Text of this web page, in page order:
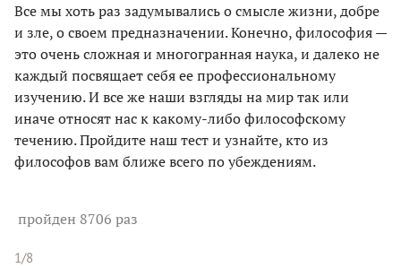
Все мы хоть раз задумывались о смысле жизни, добре
и зле, о своем предназначении. Конечно, философия —
это очень сложная и многогранная наука, и далеко не
каждый посвящает себя ее профессиональному
изучению. И все же наши взгляды на мир так или
иначе относят нас к какому-либо философскому
течению. Пройдите наш тест и узнайте, кто из
философов вам ближе всего по убеждениям.
пройден 8706 раз
1/8